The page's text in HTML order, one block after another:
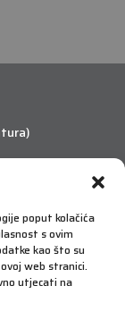
poput kolačića
s ovim
kao što su
web stranici.
utjecati na